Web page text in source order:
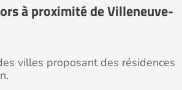
à proximité de Villeneuve-
villes proposant des résidences